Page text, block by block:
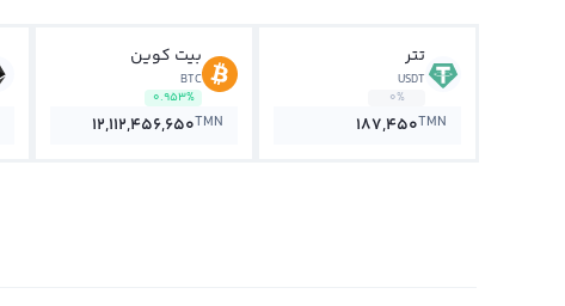
تتر
USDT
0%
187,450TMN
بیت کوین
BTC
0.953%
12,112,456,650TMN